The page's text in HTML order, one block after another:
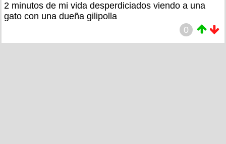
2 minutos de mi vida desperdiciados viendo a una
gato con una dueña gilipolla
0